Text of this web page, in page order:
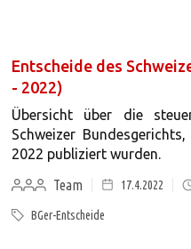
Entscheide des
- 2022)
Übersicht über die
Schweizer
2022 publiziert wurden.
Team
17.4.2022
BGer-Entscheide